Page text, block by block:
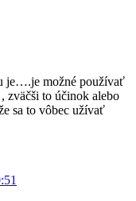
je….je možné používať
zväčši to účinok alebo
sa to vôbec užívať